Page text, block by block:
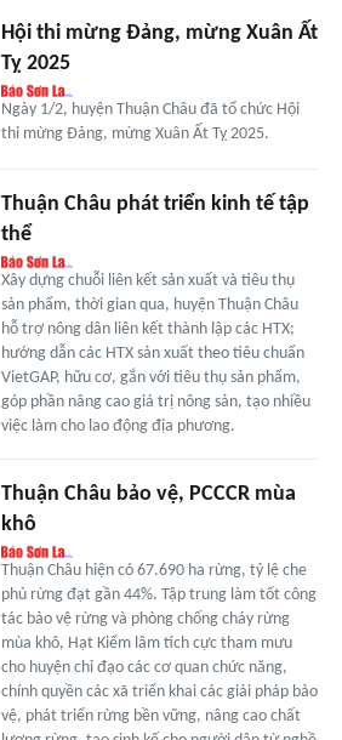
Hội thi mừng Đảng, mừng Xuân Ất
Tỵ 2025
Ngày 1/2, huyện Thuận Châu đã tổ chức Hội
thi mừng Đảng, mừng Xuân Ất Tỵ 2025.
Thuận Châu phát triển kinh tế tập
thể
Xây dựng chuỗi liên kết sản xuất và tiêu thụ
sản phẩm, thời gian qua, huyện Thuận Châu
hỗ trợ nông dân liên kết thành lập các HTX;
hướng dẫn các HTX sản xuất theo tiêu chuẩn
VietGAP, hữu cơ, gắn với tiêu thụ sản phẩm,
góp phần nâng cao giá trị nông sản, tạo nhiều
việc làm cho lao động địa phương.
Thuận Châu bảo vệ, PCCCR mùa
khô
Thuận Châu hiện có 67.690 ha rừng, tỷ lệ che
phủ rừng đạt gần 44%. Tập trung làm tốt công
tác bảo vệ rừng và phòng chống cháy rừng
mùa khô, Hạt Kiểm lâm tích cực tham mưu
cho huyện chỉ đạo các cơ quan chức năng,
chính quyền các xã triển khai các giải pháp bảo
vệ, phát triển rừng bền vững, nâng cao chất